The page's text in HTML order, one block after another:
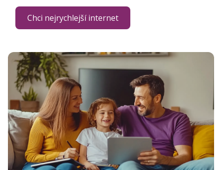
Chci nejrychlejší internet